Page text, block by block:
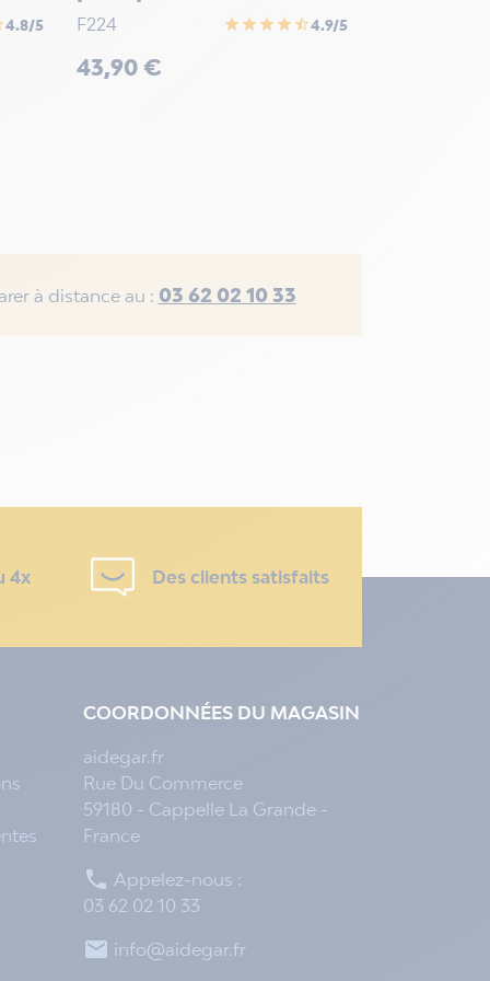
4.8/5 F224 star star star star star_half4.9/5
Prix
43,90 €
à distance au : 03 62 02 10 33
4x Des clients satisfaits
COORDONNÉES DU MAGASIN
aidegar.fr
Rue Du Commerce
59180 - Cappelle La Grande -
France
 Appelez-nous :
03 62 02 10 33
 info@aidegar.fr